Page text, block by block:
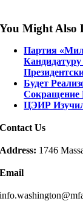
You Might Also
Партия
Будет
Сокращение
ЦЭИР Изучил
Contact Us
Address: 1746
Email